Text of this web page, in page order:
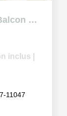
Place Saint Louis - T3 - 70 m² - Balcon Cave
inclus
11047